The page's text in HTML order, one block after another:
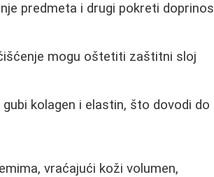
predmeta i drugi pokreti
mogu oštetiti zaštitni sloj
kolagen i elastin, što dovodi do
vraćajući koži volumen,